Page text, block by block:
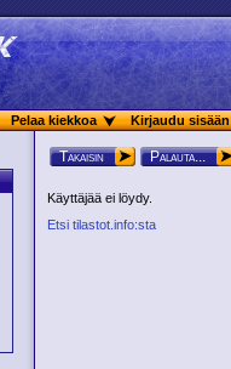
Pelaa kiekkoa Kirjaudu sisään
Takaisin Palauta...
Käyttäjää ei löydy.
Etsi tilastot.info:sta